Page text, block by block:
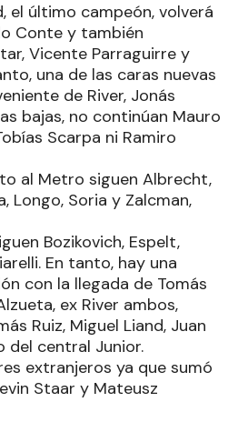
el último campeón, volverá
Conte y también
Vicente Parraguirre y
una de las caras nuevas
de River, Jonás
bajas, no continúan Mauro
Scarpa ni Ramiro
al Metro siguen Albrecht,
Longo, Soria y Zalcman,
Bozikovich, Espelt,
En tanto, hay una
con la llegada de Tomás
ex River ambos,
Ruiz, Miguel Liand, Juan
del central Junior.
extranjeros ya que sumó
Staar y Mateusz